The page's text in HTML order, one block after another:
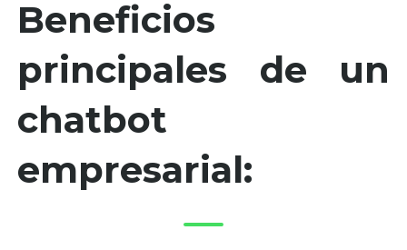
Beneficios
principales de un
chatbot
empresarial: